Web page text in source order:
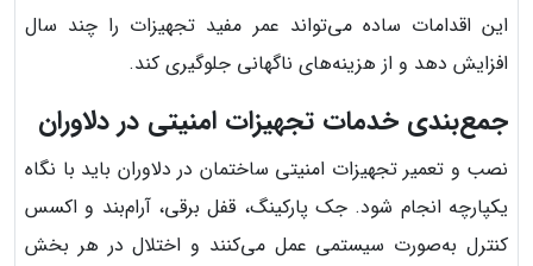
این اقدامات ساده می‌تواند عمر مفید تجهیزات را چند سال
افزایش دهد و از هزینه‌های ناگهانی جلوگیری کند.
جمع‌بندی خدمات تجهیزات امنیتی در دلاوران
نصب و تعمیر تجهیزات امنیتی ساختمان در دلاوران باید با نگاه
یکپارچه انجام شود. جک پارکینگ، قفل برقی، آرام‌بند و اکسس
کنترل به‌صورت سیستمی عمل می‌کنند و اختلال در هر بخش